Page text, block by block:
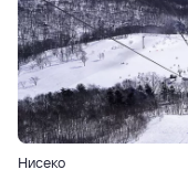
Нисеко